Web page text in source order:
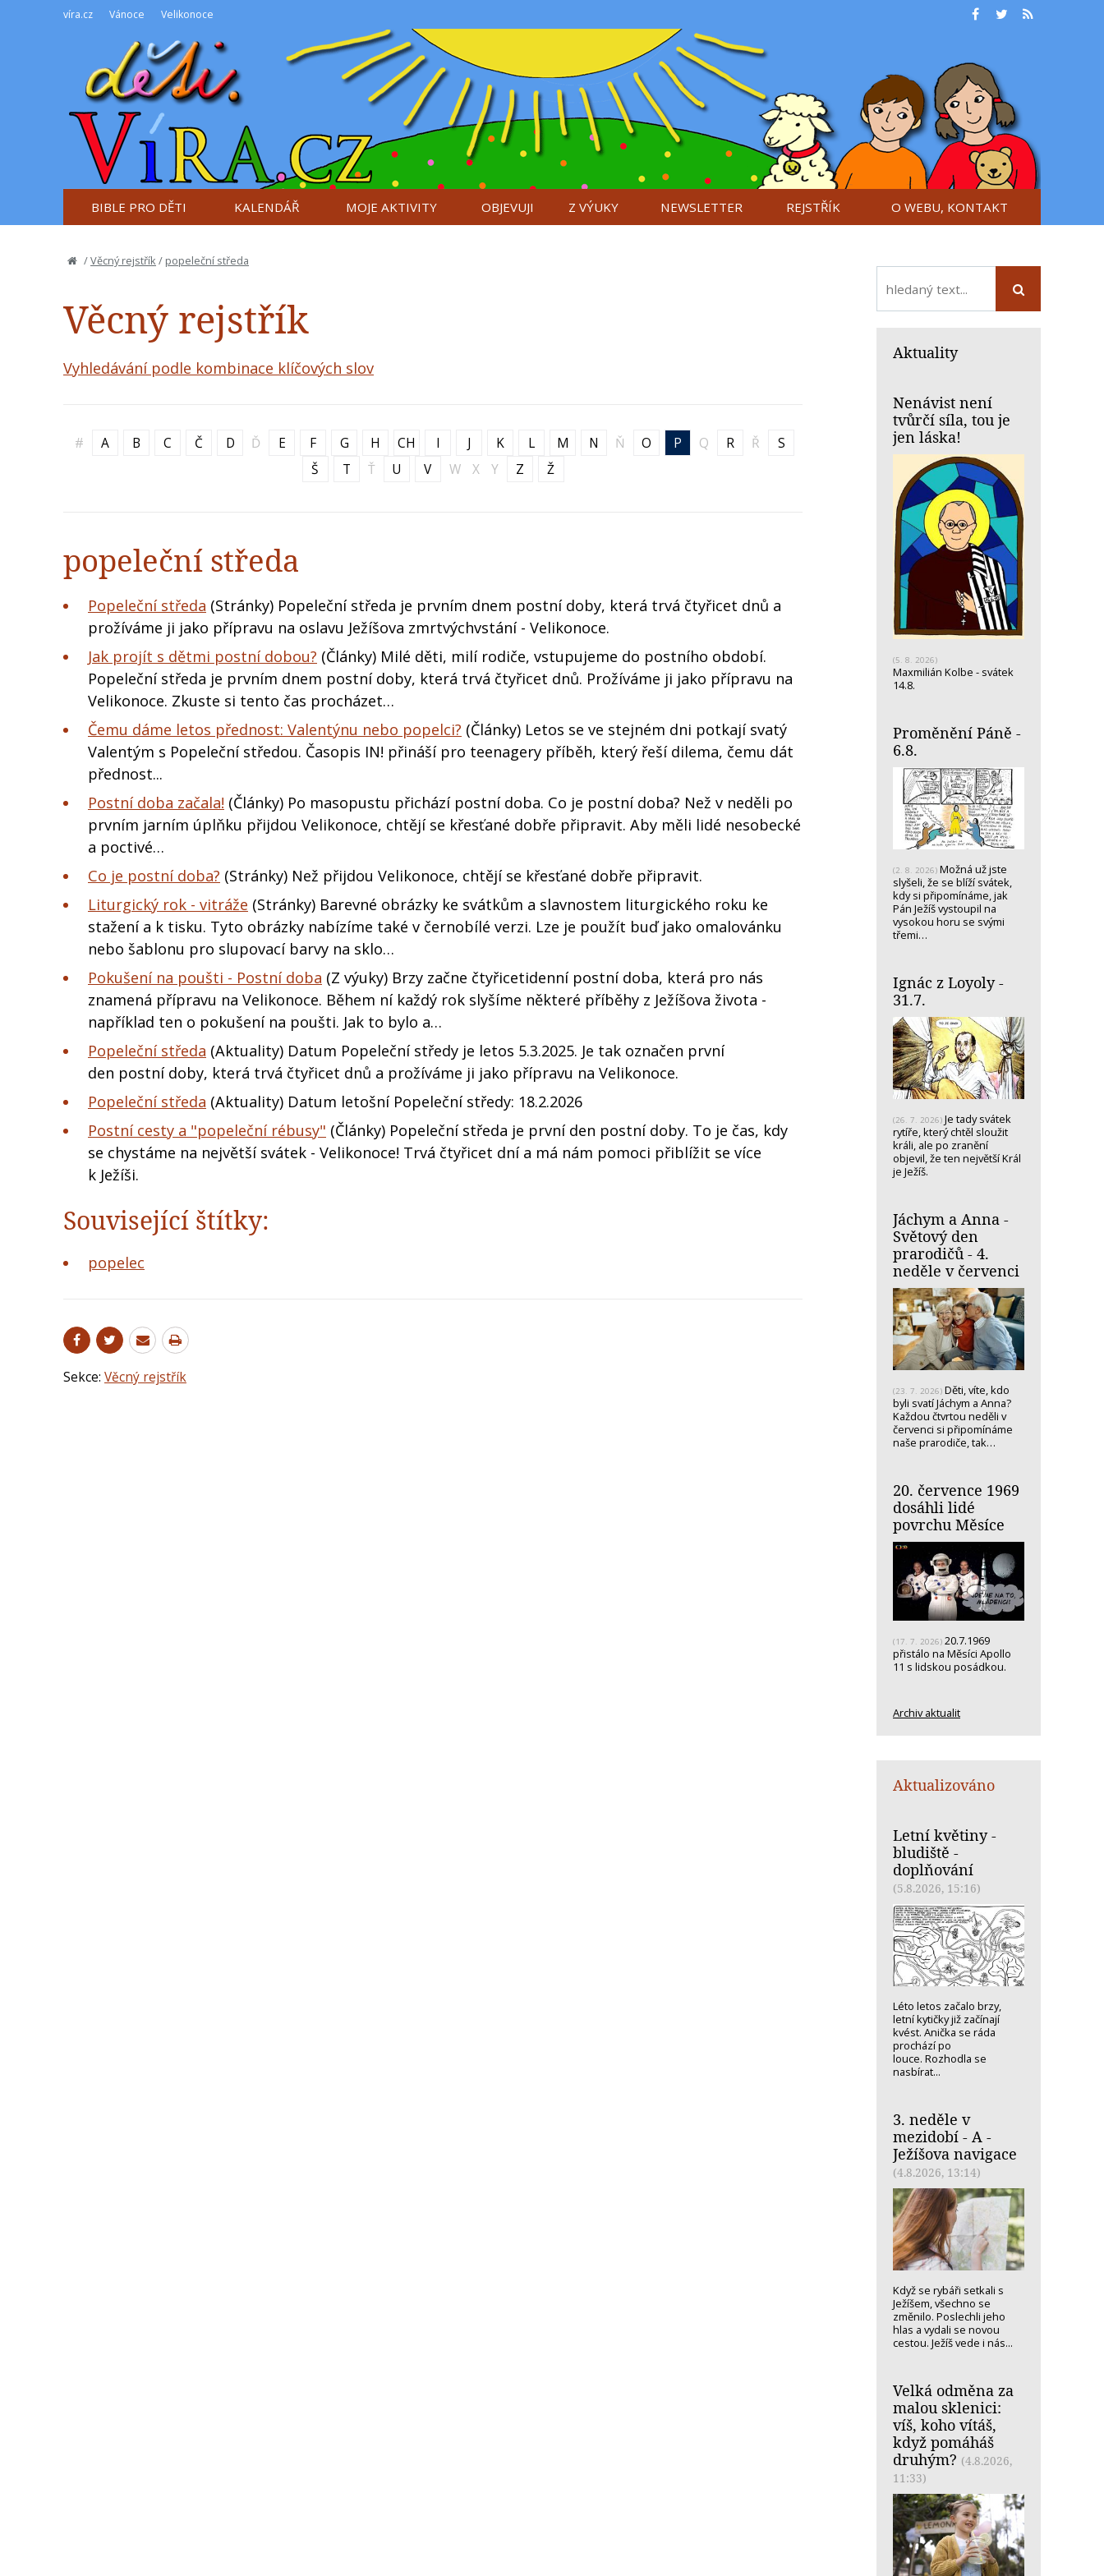
víra.cz Vánoce Velikonoce
BIBLE PRO DĚTI KALENDÁŘ MOJE AKTIVITY OBJEVUJI Z VÝUKY NEWSLETTER REJSTŘÍK O WEBU, KONTAKT
/Věcný rejstřík / popeleční středa
Věcný rejstřík
Vyhledávání podle kombinace klíčových slov
# A B C Č D Ď E F G H CH I J K L M N Ň O P Q R Ř
S
Š
T Ť U V W X Y Z Ž
popeleční středa
Popeleční středa (Stránky) Popeleční středa je prvním dnem postní doby, která trvá čtyřicet dnů a
prožíváme ji jako přípravu na oslavu Ježíšova zmrtvýchvstání - Velikonoce.
Jak projít s dětmi postní dobou? (Články) Milé děti, milí rodiče, vstupujeme do postního období.
Popeleční středa je prvním dnem postní doby, která trvá čtyřicet dnů. Prožíváme ji jako přípravu na
Velikonoce. Zkuste si tento čas procházet…
Čemu dáme letos přednost: Valentýnu nebo popelci? (Články) Letos se ve stejném dni potkají svatý
Valentým s Popeleční středou. Časopis IN! přináší pro teenagery příběh, který řeší dilema, čemu dát
přednost...
Postní doba začala! (Články) Po masopustu přichází postní doba. Co je postní doba? Než v neděli po
prvním jarním úplňku přijdou Velikonoce, chtějí se křesťané dobře připravit. Aby měli lidé nesobecké
a poctivé…
Co je postní doba? (Stránky) Než přijdou Velikonoce, chtějí se křesťané dobře připravit.
Liturgický rok - vitráže (Stránky) Barevné obrázky ke svátkům a slavnostem liturgického roku ke
stažení a k tisku. Tyto obrázky nabízíme také v černobílé verzi. Lze je použít buď jako omalovánku
nebo šablonu pro slupovací barvy na sklo…
Pokušení na poušti - Postní doba (Z výuky) Brzy začne čtyřicetidenní postní doba, která pro nás
znamená přípravu na Velikonoce. Během ní každý rok slyšíme některé příběhy z Ježíšova života -
například ten o pokušení na poušti. Jak to bylo a…
Popeleční středa (Aktuality) Datum Popeleční středy je letos 5.3.2025. Je tak označen první
den postní doby, která trvá čtyřicet dnů a prožíváme ji jako přípravu na Velikonoce.
Popeleční středa (Aktuality) Datum letošní Popeleční středy: 18.2.2026
Postní cesty a "popeleční rébusy" (Články) Popeleční středa je první den postní doby. To je čas, kdy
se chystáme na největší svátek - Velikonoce! Trvá čtyřicet dní a má nám pomoci přiblížit se více
k Ježíši.
Související štítky:
popelec
Sekce: Věcný rejstřík
Aktuality
Nenávist není
tvůrčí síla, tou je
jen láska!
(5. 8. 2026)
Maxmilián Kolbe - svátek
14.8.
Proměnění Páně -
6.8.
(2. 8. 2026) Možná už jste
slyšeli, že se blíží svátek,
kdy si připomínáme, jak
Pán Ježíš vystoupil na
vysokou horu se svými
třemi…
Ignác z Loyoly -
31.7.
(26. 7. 2026) Je tady svátek
rytíře, který chtěl sloužit
králi, ale po zranění
objevil, že ten největší Král
je Ježíš.
Jáchym a Anna -
Světový den
prarodičů - 4.
neděle v červenci
(23. 7. 2026) Děti, víte, kdo
byli svatí Jáchym a Anna?
Každou čtvrtou neděli v
červenci si připomínáme
naše prarodiče, tak…
20. července 1969
dosáhli lidé
povrchu Měsíce
(17. 7. 2026) 20.7.1969
přistálo na Měsíci Apollo
11 s lidskou posádkou.
Archiv aktualit
Aktualizováno
Letní květiny -
bludiště -
doplňování
(5.8.2026, 15:16)
Léto letos začalo brzy,
letní kytičky již začínají
kvést. Anička se ráda
prochází po
louce. Rozhodla se
nasbírat...
3. neděle v
mezidobí - A -
Ježíšova navigace
(4.8.2026, 13:14)
Když se rybáři setkali s
Ježíšem, všechno se
změnilo. Poslechli jeho
hlas a vydali se novou
cestou. Ježíš vede i nás...
Velká odměna za
malou sklenici:
víš, koho vítáš,
když pomáháš
druhým? (4.8.2026,
11:33)